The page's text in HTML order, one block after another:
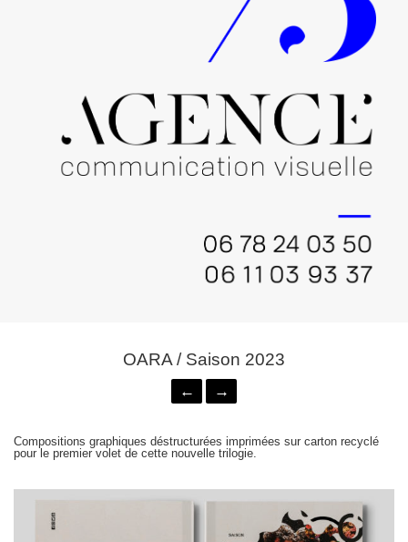
OARA / Saison 2023
← →
Compositions graphiques déstructurées imprimées sur carton recyclé
pour le premier volet de cette nouvelle trilogie.